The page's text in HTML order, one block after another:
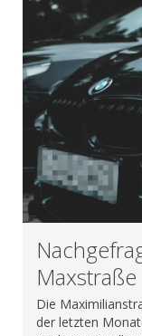
Maxstraße
Die
der letzten